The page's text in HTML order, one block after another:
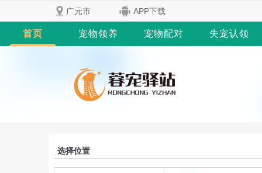
广元市 APP下载
首页 宠物领养 宠物配对 失宠认领
选择位置